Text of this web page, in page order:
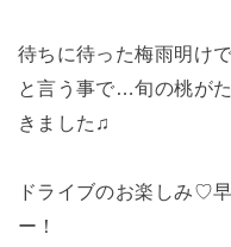
待ちに待った梅雨明け
と言う事で…旬の桃が
きました♫
ドライブのお楽しみ♡
ー！